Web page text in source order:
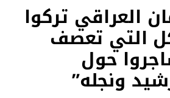
العراقي تركوا
التي تعصف
حول
ونجله”